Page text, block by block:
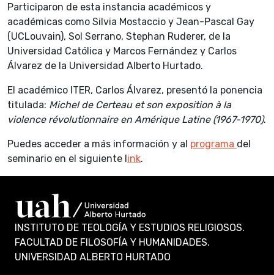
Participaron de esta instancia académicos y
académicas como Silvia Mostaccio y Jean-Pascal Gay
(UCLouvain), Sol Serrano, Stephan Ruderer, de la
Universidad Católica y Marcos Fernández y Carlos
Álvarez de la Universidad Alberto Hurtado.
El académico ITER, Carlos Álvarez, presentó la ponencia
titulada: Michel de Certeau et son exposition à la
violence révolutionnaire en Amérique Latine (1967-1970).
Puedes acceder a más información y al programa del
seminario en el siguiente link.
INSTITUTO DE TEOLOGÍA Y ESTUDIOS RELIGIOSOS.
FACULTAD DE FILOSOFÍA Y HUMANIDADES.
UNIVERSIDAD ALBERTO HURTADO